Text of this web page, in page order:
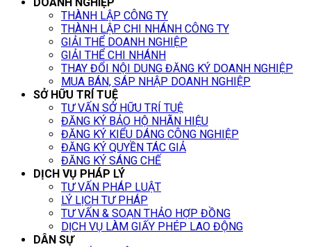
THÀNH LẬP CÔNG TY
THÀNH LẬP CHI NHÁNH CÔNG TY
GIẢI THỂ DOANH NGHIỆP
GIẢI THỂ CHI NHÁNH
THAY ĐỔI NỘI DUNG ĐĂNG KÝ DOANH NGHIỆP
MUA BÁN, SÁP NHẬP DOANH NGHIỆP
SỞ HỮU TRÍ TUỆ
TƯ VẤN SỞ HỮU TRÍ TUỆ
ĐĂNG KÝ BẢO HỘ NHÃN HIỆU
ĐĂNG KÝ KIỂU DÁNG CÔNG NGHIỆP
ĐĂNG KÝ QUYỀN TÁC GIẢ
ĐĂNG KÝ SÁNG CHẾ
DỊCH VỤ PHÁP LÝ
TƯ VẤN PHÁP LUẬT
LÝ LỊCH TƯ PHÁP
TƯ VẤN & SOẠN THẢO HỢP ĐỒNG
DỊCH VỤ LÀM GIẤY PHÉP LAO ĐỘNG
DÂN SỰ